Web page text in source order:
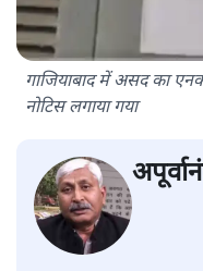
गाजियाबाद में असद का
नोटिस लगाया गया